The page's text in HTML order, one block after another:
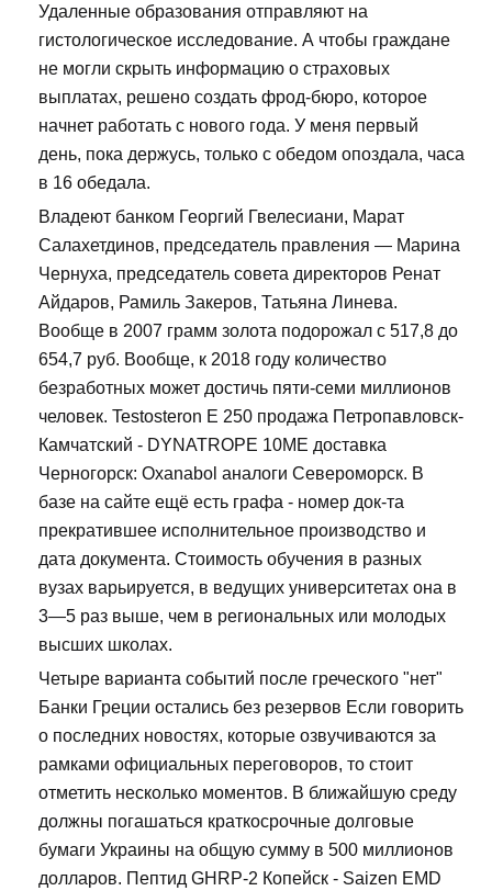
Удаленные образования отправляют на
гистологическое исследование. А чтобы граждане
не могли скрыть информацию о страховых
выплатах, решено создать фрод-бюро, которое
начнет работать с нового года. У меня первый
день, пока держусь, только с обедом опоздала, часа
в 16 обедала.
Владеют банком Георгий Гвелесиани, Марат
Салахетдинов, председатель правления — Марина
Чернуха, председатель совета директоров Ренат
Айдаров, Рамиль Закеров, Татьяна Линева.
Вообще в 2007 грамм золота подорожал с 517,8 до
654,7 руб. Вообще, к 2018 году количество
безработных может достичь пяти-семи миллионов
человек. Testosteron E 250 продажа Петропавловск-
Камчатский - DYNATROPE 10ME доставка
Черногорск: Oxanabol аналоги Североморск. В
базе на сайте ещё есть графа - номер док-та
прекратившее исполнительное производство и
дата документа. Стоимость обучения в разных
вузах варьируется, в ведущих университетах она в
3—5 раз выше, чем в региональных или молодых
высших школах.
Четыре варианта событий после греческого "нет"
Банки Греции остались без резервов Если говорить
о последних новостях, которые озвучиваются за
рамками официальных переговоров, то стоит
отметить несколько моментов. В ближайшую среду
должны погашаться краткосрочные долговые
бумаги Украины на общую сумму в 500 миллионов
долларов. Пептид GHRP-2 Копейск - Saizen EMD